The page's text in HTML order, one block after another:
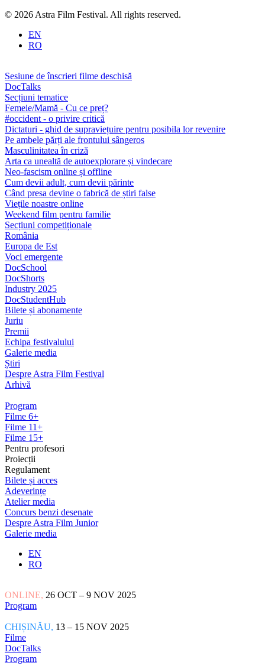
© 2026 Astra Film Festival. All rights reserved.
EN
RO
Sesiune de înscrieri filme deschisă
DocTalks
Secțiuni tematice
Femeie/Mamă - Cu ce preț?
#occident - o privire critică
Dictaturi - ghid de supraviețuire pentru posibila lor revenire
Pe ambele părți ale frontului sângeros
Masculinitatea în criză
Arta ca unealtă de autoexplorare și vindecare
Neo-fascism online și offline
Cum devii adult, cum devii părinte
Când presa devine o fabrică de știri false
Viețile noastre online
Weekend film pentru familie
Secțiuni competiționale
România
Europa de Est
Voci emergente
DocSchool
DocShorts
Industry 2025
DocStudentHub
Bilete și abonamente
Juriu
Premii
Echipa festivalului
Galerie media
Știri
Despre Astra Film Festival
Arhivă
Program
Filme 6+
Filme 11+
Filme 15+
Pentru profesori
Proiecții
Regulament
Bilete și acces
Adeverințe
Atelier media
Concurs benzi desenate
Despre Astra Film Junior
Galerie media
EN
RO
ONLINE, 26 OCT – 9 NOV 2025
Program
CHIȘINĂU, 13 – 15 NOV 2025
Filme
DocTalks
Program